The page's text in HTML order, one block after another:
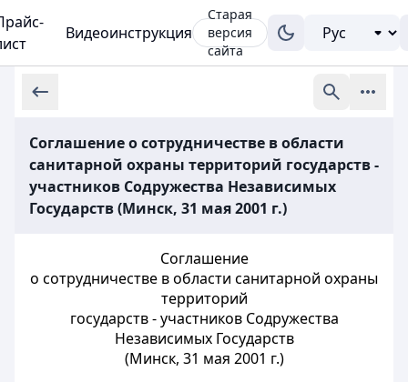
Видеоинструкция
Старая
версия
сайта
Соглашение о сотрудничестве в области
санитарной охраны территорий государств -
участников Содружества Независимых
Государств (Минск, 31 мая 2001 г.)
Соглашение
о сотрудничестве в области санитарной охраны
территорий
государств - участников Содружества
Независимых Государств
(Минск, 31 мая 2001 г.)